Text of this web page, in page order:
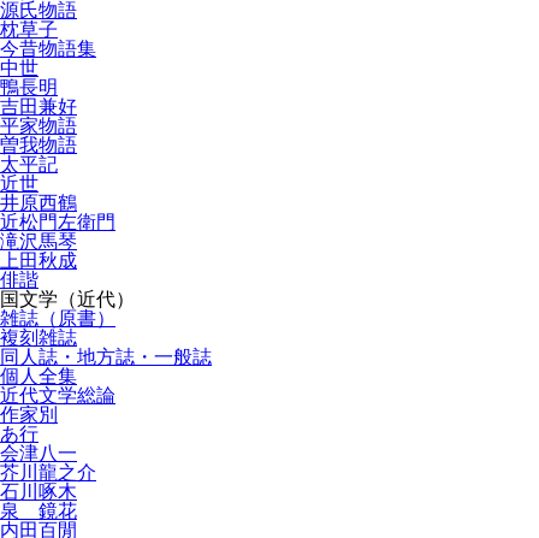
源氏物語
枕草子
今昔物語集
中世
鴨長明
吉田兼好
平家物語
曽我物語
太平記
近世
井原西鶴
近松門左衛門
滝沢馬琴
上田秋成
俳諧
国文学（近代）
雑誌（原書）
複刻雑誌
同人誌・地方誌・一般誌
個人全集
近代文学総論
作家別
あ行
会津八一
芥川龍之介
石川啄木
泉 鏡花
内田百閒